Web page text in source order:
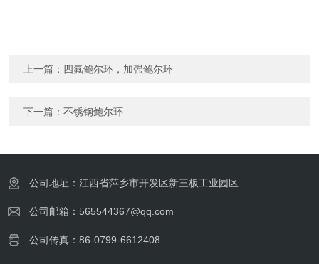
上一篇： 四氟鲍尔环，加强鲍尔环
下一篇：不锈钢鲍尔环
公司地址：江西省萍乡市开发区新三板工业园区
公司邮箱：565544367@qq.com
公司传真：86-0799-6612408